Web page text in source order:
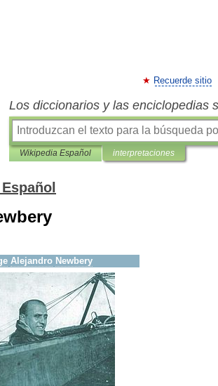
Recuerde sitio
Los diccionarios y las enciclopedias
Wikipedia Español interpretaciones
Alejandro Newbery